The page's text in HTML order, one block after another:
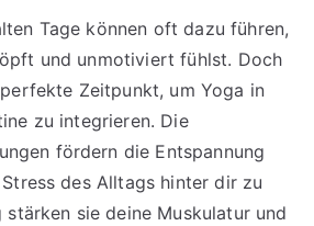
Tage können oft dazu führen,
und unmotiviert fühlst. Doch
Zeitpunkt, um Yoga in
zu integrieren. Die
fördern die Entspannung
des Alltags hinter dir zu
stärken sie deine Muskulatur und